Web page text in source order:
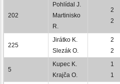
202
Pohlídal J.
Martinisko
R.
2
2
225
Jirátko K.
Slezák O.
2
2
5
Kupec K.
Krajča O.
1
1